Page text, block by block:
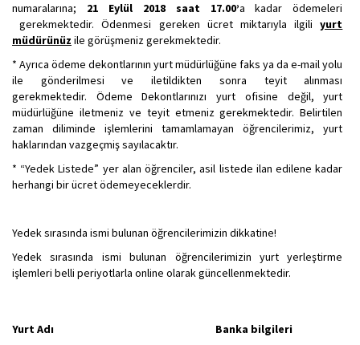
numaralarına; 21 Eylül 2018 saat 17.00’a kadar ödemeleri
gerekmektedir. Ödenmesi gereken ücret miktarıyla ilgiliyurt
müdürünüz ile görüşmeniz gerekmektedir.
* Ayrıca ödeme dekontlarının yurt müdürlüğüne faks ya da e-mail yolu
ile gönderilmesi ve iletildikten sonra teyit alınması
gerekmektedir. Ödeme Dekontlarınızı yurt ofisine değil, yurt
müdürlüğüne iletmeniz ve teyit etmeniz gerekmektedir. Belirtilen
zaman diliminde işlemlerini tamamlamayan öğrencilerimiz, yurt
haklarından vazgeçmiş sayılacaktır.
* “Yedek Listede” yer alan öğrenciler, asil listede ilan edilene kadar
herhangi bir ücret ödemeyeceklerdir.
Yedek sırasında ismi bulunan öğrencilerimizin dikkatine!
Yedek sırasında ismi bulunan öğrencilerimizin yurt yerleştirme
işlemleri belli periyotlarla online olarak güncellenmektedir.
Yurt Adı Banka bilgileri